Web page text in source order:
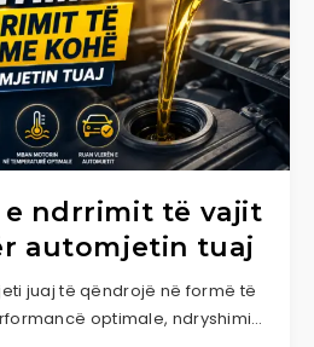
ndrrimit të vajit
automjetin tuaj
juaj të qëndrojë në formë të
optimale, ndryshimi…